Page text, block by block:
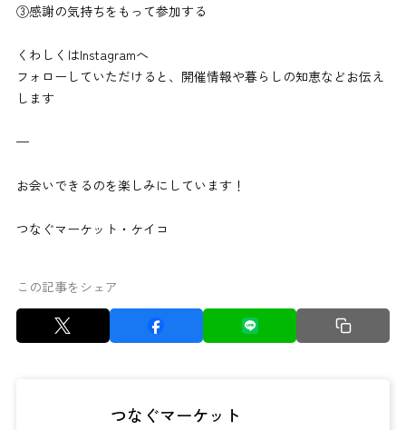
③感謝の気持ちをもって参加する
くわしくはInstagramへ
フォローしていただけると、開催情報や暮らしの知恵などお伝え
します
—
お会いできるのを楽しみにしています！
つなぐマーケット・ケイコ
この記事をシェア
つなぐマーケット